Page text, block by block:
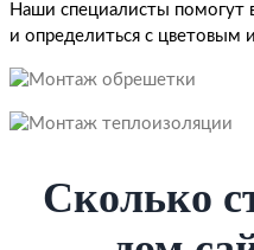
Наши специалисты помогут
и определиться с цветовым
Сколько